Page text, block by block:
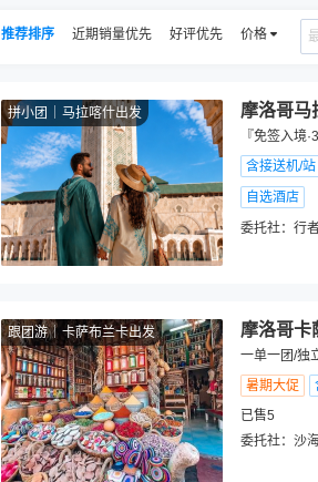
推荐排序 近期销量优先 好评优先 价格
拼小团 马拉喀什出发 摩洛哥马
『免签入境
含接送机/站
自选酒店
委托社： 行
跟团游 卡萨布兰卡出发 摩洛哥卡
一单一团/独
暑期大促
已售5
委托社： 沙